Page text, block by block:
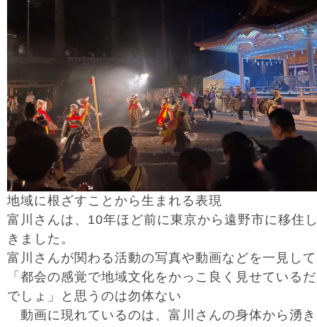
地域に根ざすことから生まれる表現
富川さんは、10年ほど前に東京から遠野市に移住
きました。
富川さんが関わる活動の写真や動画などを一見して
「都会の感覚で地域文化をかっこ良く見せている
でしょ」と思うのは勿体ない
動画に現れているのは、富川さんの身体から湧